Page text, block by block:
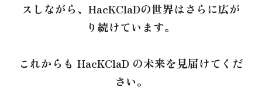
スしながら、HacKClaDの世界はさらに広が
り 続けています。
これからも HacKClaD の未来を見届けてくだ
さい。